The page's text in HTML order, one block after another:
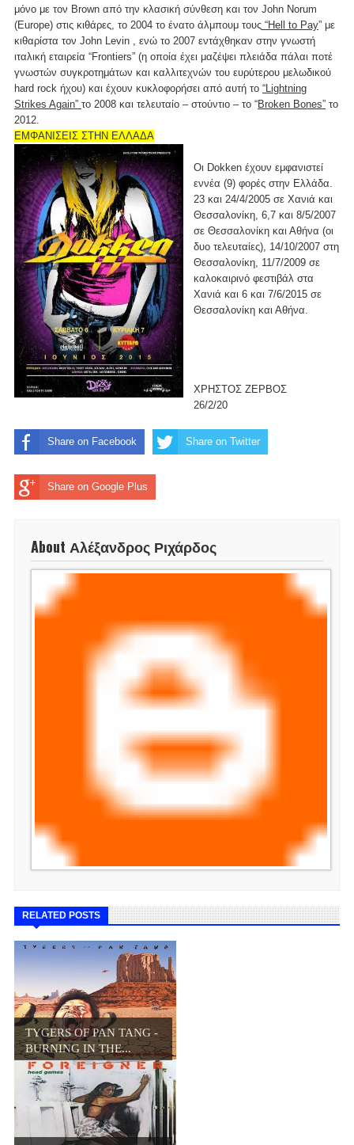
μόνο με τον Brown από την κλασική σύνθεση και τον John Norum
(Europe) στις κιθάρες, το 2004 το ένατο άλμπουμ τους “Hell to Pay” με
κιθαρίστα τον John Levin , ενώ το 2007 εντάχθηκαν στην γνωστή
ιταλική εταιρεία “Frontiers” (η οποία έχει μαζέψει πλειάδα πάλαι ποτέ
γνωστών συγκροτημάτων και καλλιτεχνών του ευρύτερου μελωδικού
hard rock ήχου) και έχουν κυκλοφορήσει από αυτή το “Lightning
Strikes Again” το 2008 και τελευταίο – στούντιο – το “Broken Bones” το
2012.
ΕΜΦΑΝΙΣΕΙΣ ΣΤΗΝ ΕΛΛΑΔΑ
Οι Dokken έχουν εμφανιστεί
εννέα (9) φορές στην Ελλάδα.
23 και 24/4/2005 σε Χανιά και
Θεσσαλονίκη, 6,7 και 8/5/2007
σε Θεσσαλονίκη και Αθήνα (οι
δυο τελευταίες), 14/10/2007 στη
Θεσσαλονίκη, 11/7/2009 σε
καλοκαιρινό φεστιβάλ στα
Χανιά και 6 και 7/6/2015 σε
Θεσσαλονίκη και Αθήνα.
ΧΡΗΣΤΟΣ ΖΕΡΒΟΣ
26/2/20
Share on Facebook Share on Twitter
Share on Google Plus
About Αλέξανδρος Ριχάρδος
RELATED POSTS
TYGERS OF PAN TANG -
BURNING IN THE...